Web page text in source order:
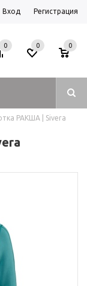
Вход Регистрация
0 0
0
РАКША | Sivera